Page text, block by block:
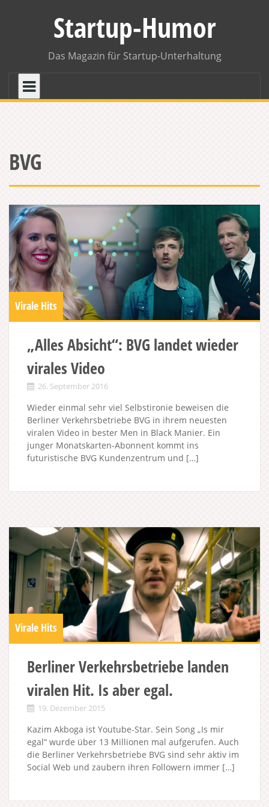
Startup-Humor
Das Magazin für Startup-Unterhaltung
BVG
Virale Hits
„Alles Absicht“: BVG landet wieder
virales Video
26. September 2016
Wieder einmal sehr viel Selbstironie beweisen die
Berliner Verkehrsbetriebe BVG in ihrem neuesten
viralen Video in bester Men in Black Manier. Ein
junger Monatskarten-Abonnent kommt ins
futuristische BVG Kundenzentrum und […]
Virale Hits
Berliner Verkehrsbetriebe landen
viralen Hit. Is aber egal.
19. Dezember 2015
Kazim Akboga ist Youtube-Star. Sein Song „Is mir
egal“ wurde über 13 Millionen mal aufgerufen. Auch
die Berliner Verkehrsbetriebe BVG sind sehr aktiv im
Social Web und zaubern ihren Followern immer […]